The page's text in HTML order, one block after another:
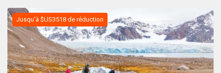
Jusqu'à $US3518 de réduction